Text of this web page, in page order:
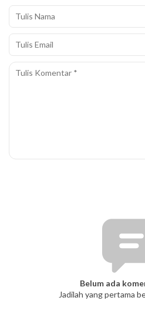
Belum ada
Jadilah yang pertama